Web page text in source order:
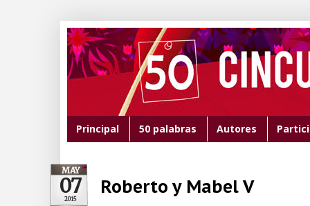
Principal 50 palabras Autores
MAY
07
2015
Roberto y Mabel V